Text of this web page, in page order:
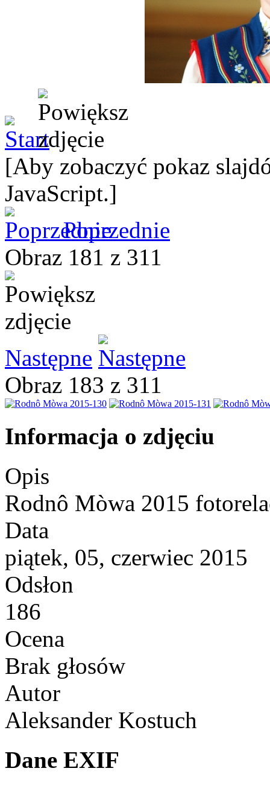
[Aby zobaczyć pokaz
JavaScript.]
Poprzednie
Obraz 181 z 311
Następne
Obraz 183 z 311
Informacja o zdjęciu
Opis
Rodnô Mòwa 2015
Data
piątek, 05, czerwiec 2015
Odsłon
186
Ocena
Brak głosów
Autor
Aleksander Kostuch
Dane EXIF